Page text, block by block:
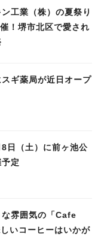
工業（株）の夏祭り
！堺市北区で愛され
スギ薬局が近日オープ
日（土）に前ヶ池公
定
な雰囲気の「Cafe